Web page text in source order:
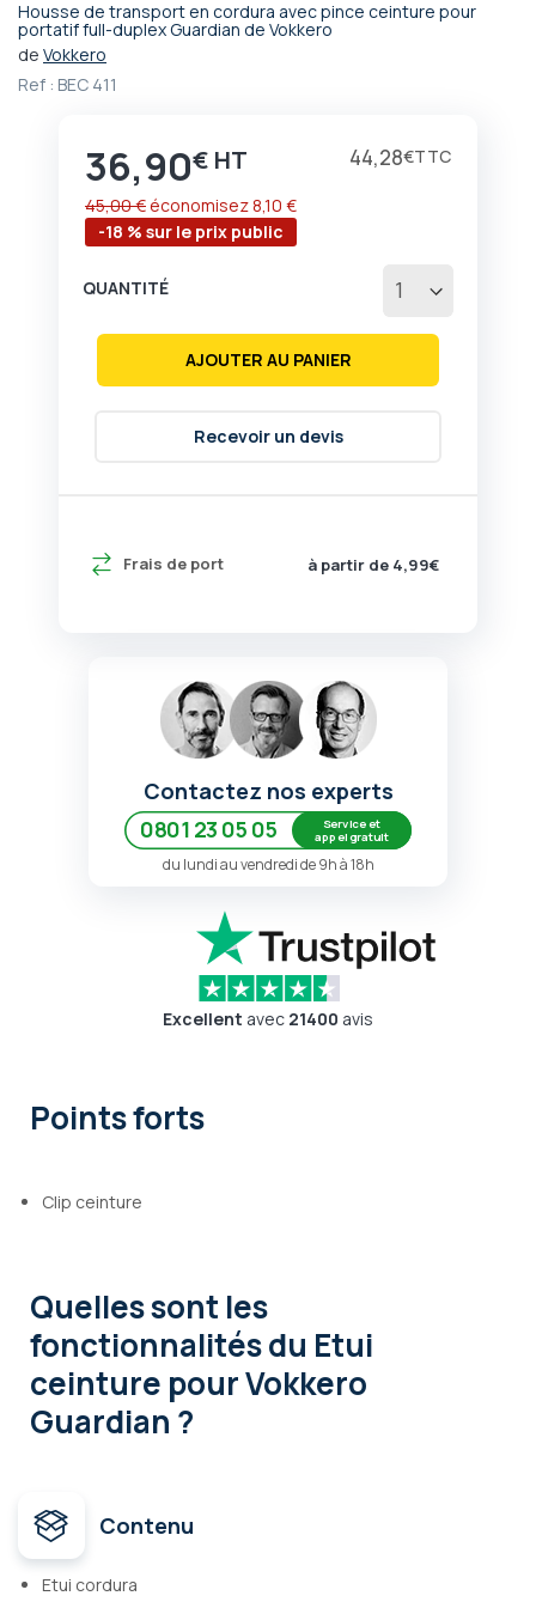
Housse de transport en cordura avec pince ceinture pour
portatif full-duplex Guardian de Vokkero
de Vokkero
Ref : BEC 411
Prix
36,90€ 44,28€
-18 % sur le prix public
45,00 € économisez8,10 €
Frais de port à partir de 4,99€
QUANTITÉ
AJOUTER AU PANIER
Recevoir un devis
Passer
au
de
d’images
Contactez nos experts
0801 23 05 05
Service et
appel gratuit
du lundi au vendredi de 9h à 18h
Excellent avec 21400 avis
Points forts
Clip ceinture
Quelles sont les
fonctionnalitésdu Etui
ceinture pour Vokkero
Guardian ?
Contenu
Etui cordura